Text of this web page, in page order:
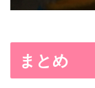
まとめ